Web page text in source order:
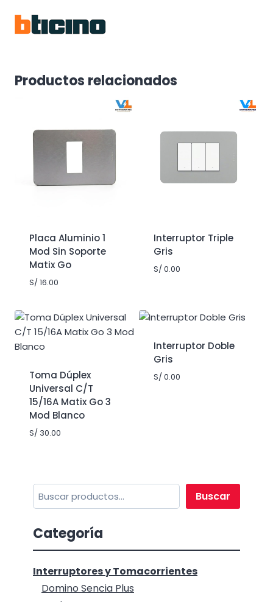
Go
cantidad
Productos relacionados
Placa Aluminio 1
Mod Sin Soporte
Matix Go
S/ 16.00
Interruptor Triple
Gris
S/ 0.00
Toma Dúplex
Universal C/T
15/16A Matix Go 3
Mod Blanco
S/ 30.00
Interruptor Doble
Gris
S/ 0.00
Buscar Buscar
Categoría
Interruptores y Tomacorrientes
Domino Sencia Plus